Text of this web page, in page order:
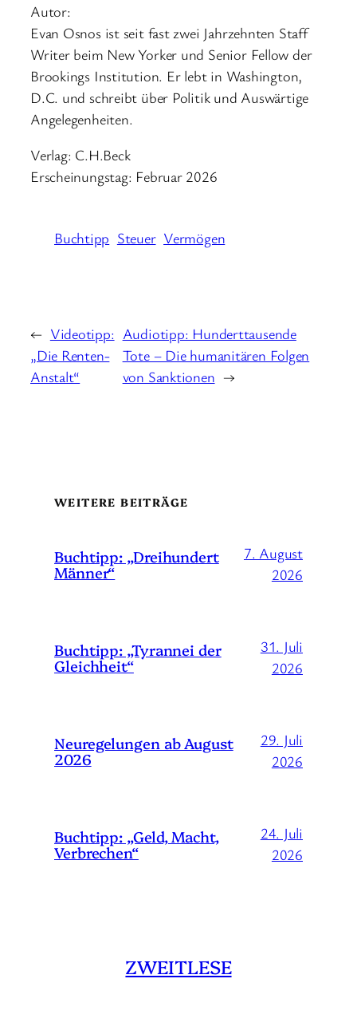
Autor:
Evan Osnos ist seit fast zwei Jahrzehnten Staff
Writer beim New Yorker und Senior Fellow der
Brookings Institution. Er lebt in Washington,
D.C. und schreibt über Politik und Auswärtige
Angelegenheiten.
Verlag: C.H.Beck
Erscheinungstag: Februar 2026
Buchtipp Steuer Vermögen
← Videotipp:
„Die Renten-
Anstalt“
Audiotipp: Hunderttausende
Tote – Die humanitären Folgen
von Sanktionen →
WEITERE BEITRÄGE
Buchtipp: „Dreihundert
Männer“
7. August
2026
Buchtipp: „Tyrannei der
Gleichheit“
31. Juli
2026
Neuregelungen ab August
2026
29. Juli
2026
Buchtipp: „Geld, Macht,
Verbrechen“
24. Juli
2026
ZWEITLESE